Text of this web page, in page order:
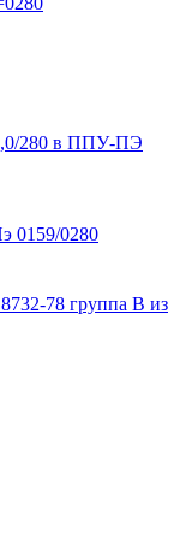
280 в ППУ-ПЭ
0159/0280
78 группа В из